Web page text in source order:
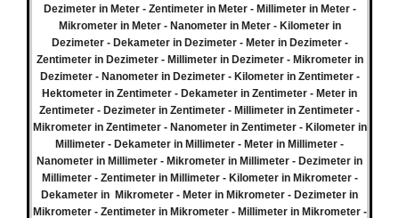
Dezimeter in Meter - Zentimeter in Meter - Millimeter in Meter -
Mikrometer in Meter - Nanometer in Meter - Kilometer in
Dezimeter - Dekameter in Dezimeter - Meter in Dezimeter -
Zentimeter in Dezimeter - Millimeter in Dezimeter - Mikrometer in
Dezimeter - Nanometer in Dezimeter - Kilometer in Zentimeter -
Hektometer in Zentimeter - Dekameter in Zentimeter - Meter in
Zentimeter - Dezimeter in Zentimeter - Millimeter in Zentimeter -
Mikrometer in Zentimeter - Nanometer in Zentimeter - Kilometer in
Millimeter - Dekameter in Millimeter - Meter in Millimeter -
Nanometer in Millimeter - Mikrometer in Millimeter - Dezimeter in
Millimeter - Zentimeter in Millimeter - Kilometer in Mikrometer -
Dekameter in Mikrometer - Meter in Mikrometer - Dezimeter in
Mikrometer - Zentimeter in Mikrometer - Millimeter in Mikrometer -